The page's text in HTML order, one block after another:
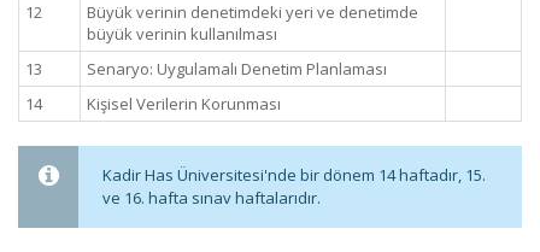
12
Büyük verinin denetimdeki yeri ve denetimde
büyük verinin kullanılması
13
Senaryo: Uygulamalı Denetim Planlaması
14
Kişisel Verilerin Korunması
Kadir Has Üniversitesi'nde bir dönem 14 haftadır, 15.
ve 16. hafta sınav haftalarıdır.